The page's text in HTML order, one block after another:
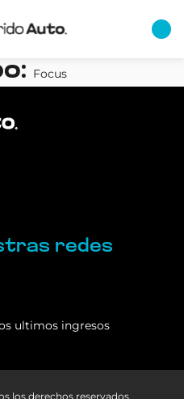
Focus
redes
ultimos ingresos
los derechos reservados.